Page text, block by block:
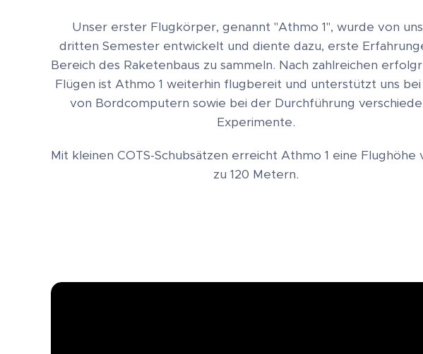
Unser erster Flugkörper, genannt "Athmo 1", wurde von
dritten Semester entwickelt und diente dazu, erste
Bereich des Raketenbaus zu sammeln. Nach zahlreichen
Flügen ist Athmo 1 weiterhin flugbereit und unterstützt uns bei
von Bordcomputern sowie bei der Durchführung
Experimente.
Mit kleinen COTS-Schubsätzen erreicht Athmo 1 eine Flughöhe
zu 120 Metern.